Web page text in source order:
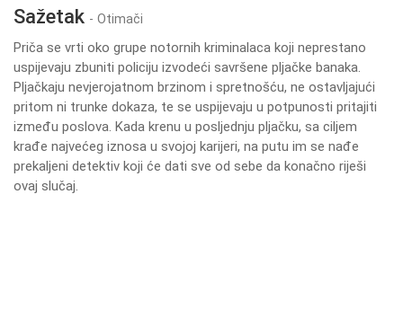
Sažetak - Otimači
Priča se vrti oko grupe notornih kriminalaca koji neprestano
uspijevaju zbuniti policiju izvodeći savršene pljačke banaka.
Pljačkaju nevjerojatnom brzinom i spretnošću, ne ostavljajući
pritom ni trunke dokaza, te se uspijevaju u potpunosti pritajiti
između poslova. Kada krenu u posljednju pljačku, sa ciljem
krađe najvećeg iznosa u svojoj karijeri, na putu im se nađe
prekaljeni detektiv koji će dati sve od sebe da konačno riješi
ovaj slučaj.